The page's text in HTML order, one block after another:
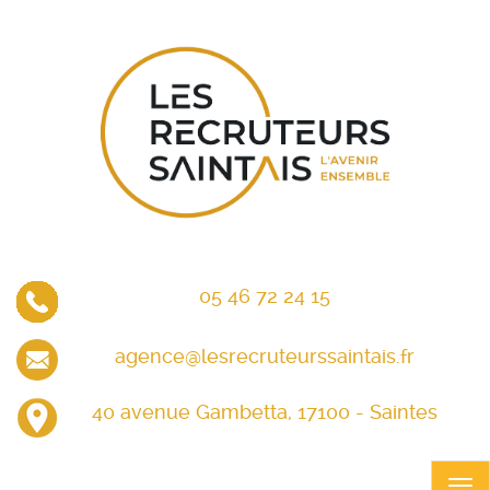
05 46 72 24 15
agence@lesrecruteurssaintais.fr
40 avenue Gambetta, 17100 - Saintes